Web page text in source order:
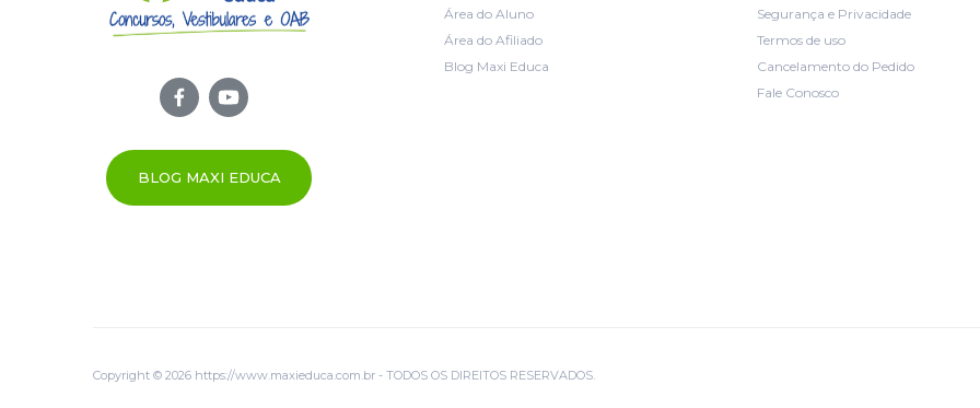
BLOG MAXI EDUCA
Área do Aluno
Área do Afiliado
Blog Maxi Educa
Segurança e Privacidade
Termos de uso
Cancelamento do Pedido
Fale Conosco
Copyright © 2026 https://www.maxieduca.com.br - TODOS OS DIREITOS RESERVADOS.